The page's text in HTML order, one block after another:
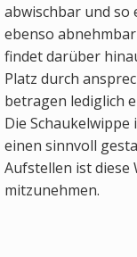
abwischbar und so
ebenso
findet darüber
Platz durch
betragen lediglich
Die
einen sinnvoll
Aufstellen ist diese
mitzunehmen.